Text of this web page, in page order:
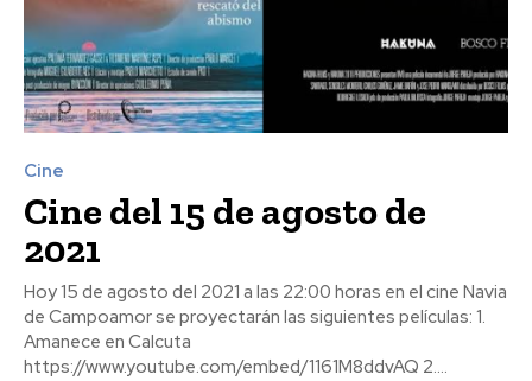
Cine
Cine del 15 de agosto de
2021
Hoy 15 de agosto del 2021 a las 22:00 horas en el cine Navia
de Campoamor se proyectarán las siguientes películas: 1.
Amanece en Calcuta
https://www.youtube.com/embed/1161M8ddvAQ 2....